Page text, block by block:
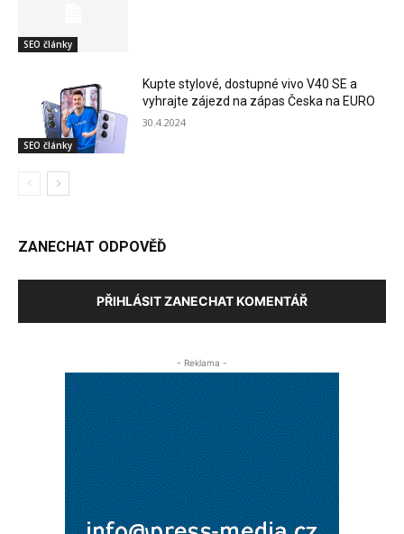
SEO články
SEO články
Kupte stylové, dostupné vivo V40 SE a
vyhrajte zájezd na zápas Česka na EURO
30.4.2024
ZANECHAT ODPOVĚĎ
PŘIHLÁSIT ZANECHAT KOMENTÁŘ
- Reklama -